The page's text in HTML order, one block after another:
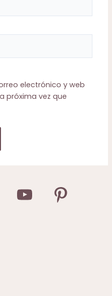
electrónico y web
próxima vez que
YouTube
Pinterest